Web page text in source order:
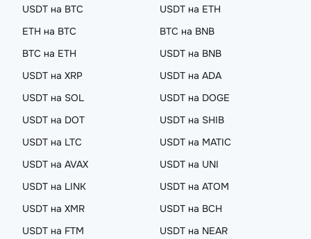
USDT на BTC
USDT на ETH
ETH на BTC
BTC на BNB
BTC на ETH
USDT на BNB
USDT на XRP
USDT на ADA
USDT на SOL
USDT на DOGE
USDT на DOT
USDT на SHIB
USDT на LTC
USDT на MATIC
USDT на AVAX
USDT на UNI
USDT на LINK
USDT на ATOM
USDT на XMR
USDT на BCH
USDT на FTM
USDT на NEAR